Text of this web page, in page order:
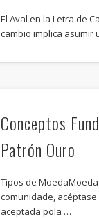
El Aval en la Letra de
cambio implica asumir
Conceptos
Patrón Ouro
Tipos de
comunidade,
aceptada pola …